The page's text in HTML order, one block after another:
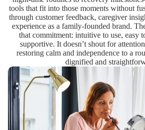
tools that fit into those moments without
through customer feedback, caregiver
experience as a family-founded brand.
that commitment: intuitive to use, easy
supportive. It doesn’t shout for
restoring calm and independence to a
dignified and